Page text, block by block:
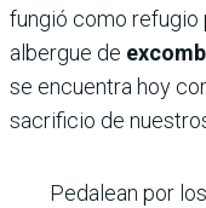
fungió como refugio
albergue de
se encuentra hoy
sacrificio de
Pedalean por